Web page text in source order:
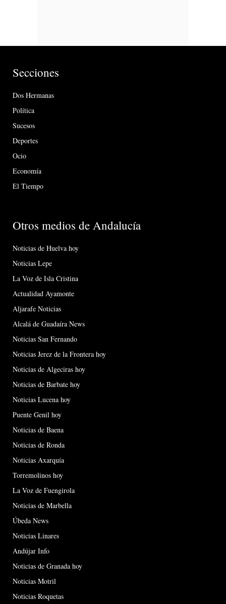
Secciones
Dos Hermanas
Política
Sucesos
Deportes
Ocio
Economía
El Tiempo
Otros medios de Andalucía
Noticias de Huelva hoy
Noticias Lepe
La Voz de Isla Cristina
Actualidad Ayamonte
Aljarafe Noticias
Alcalá de Guadaíra News
Noticias San Fernando
Noticias Jerez de la Frontera hoy
Noticias de Algeciras hoy
Noticias de Barbate hoy
Noticias Lucena hoy
Puente Genil hoy
Noticias de Baena
Noticias de Ronda
Noticias Axarquía
Torremolinos hoy
La Voz de Fuengirola
Noticias de Marbella
Úbeda News
Noticias Linares
Andújar Info
Noticias de Granada hoy
Noticias Motril
Noticias Roquetas